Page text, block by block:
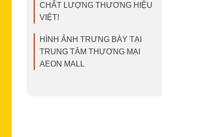
CHẤT LƯỢNG THƯƠNG HIỆU
VIỆT!
HÌNH ẢNH TRƯNG BÀY TẠI
TRUNG TÂM THƯƠNG MẠI
AEON MALL